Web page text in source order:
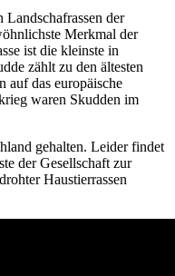
der
Merkmal der
ist die kleinste in
zählt zu den ältesten
auf das europäische
waren Skudden im
gehalten. Leider findet
der Gesellschaft zur
Haustierrassen